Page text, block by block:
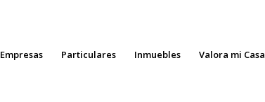
Empresas Particulares Inmuebles Valora mi Casa
Oh!Key